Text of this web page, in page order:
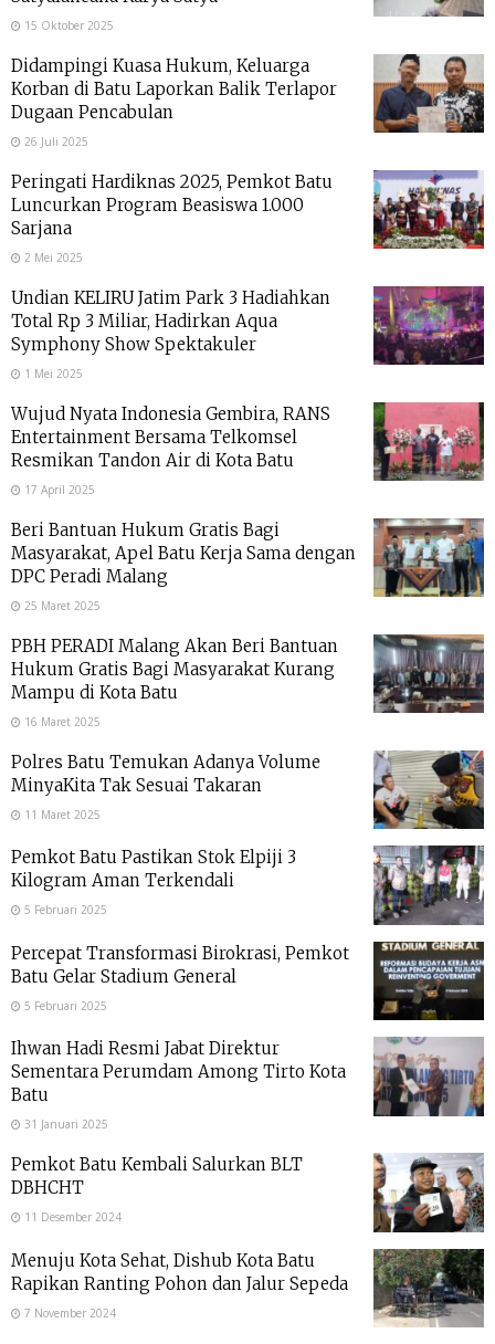
15 Oktober 2025
Didampingi Kuasa Hukum, Keluarga
Korban di Batu Laporkan Balik Terlapor
Dugaan Pencabulan
26 Juli 2025
Peringati Hardiknas 2025, Pemkot Batu
Luncurkan Program Beasiswa 1.000
Sarjana
2 Mei 2025
Undian KELIRU Jatim Park 3 Hadiahkan
Total Rp 3 Miliar, Hadirkan Aqua
Symphony Show Spektakuler
1 Mei 2025
Wujud Nyata Indonesia Gembira, RANS
Entertainment Bersama Telkomsel
Resmikan Tandon Air di Kota Batu
17 April 2025
Beri Bantuan Hukum Gratis Bagi
Masyarakat, Apel Batu Kerja Sama dengan
DPC Peradi Malang
25 Maret 2025
PBH PERADI Malang Akan Beri Bantuan
Hukum Gratis Bagi Masyarakat Kurang
Mampu di Kota Batu
16 Maret 2025
Polres Batu Temukan Adanya Volume
MinyaKita Tak Sesuai Takaran
11 Maret 2025
Pemkot Batu Pastikan Stok Elpiji 3
Kilogram Aman Terkendali
5 Februari 2025
Percepat Transformasi Birokrasi, Pemkot
Batu Gelar Stadium General
5 Februari 2025
Ihwan Hadi Resmi Jabat Direktur
Sementara Perumdam Among Tirto Kota
Batu
31 Januari 2025
Pemkot Batu Kembali Salurkan BLT
DBHCHT
11 Desember 2024
Menuju Kota Sehat, Dishub Kota Batu
Rapikan Ranting Pohon dan Jalur Sepeda
7 November 2024